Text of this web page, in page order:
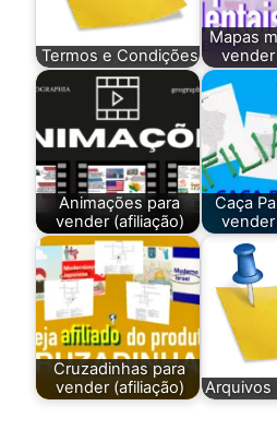
Termos e Condições
Mapas
vender
Animações para
vender (afiliação)
Caça
vender
Cruzadinhas para
vender (afiliação)
Arquivos